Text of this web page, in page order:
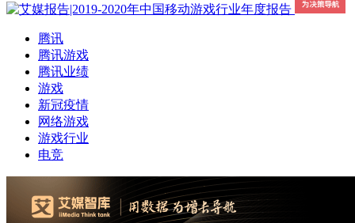
腾讯
腾讯游戏
腾讯业绩
游戏
新冠疫情
网络游戏
游戏行业
电竞